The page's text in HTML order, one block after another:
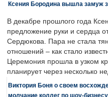
Ксения Бородина вышла замуж
В декабре прошлого года
предложение руки и сердца
Сердюкова. Пара не стала
отношений – как стало
Церемония прошла в узком
планирует через несколько
Виктория Боня о своем
молчание коллег по шоу-